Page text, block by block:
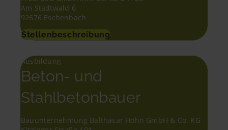
Am Stadtwald 6
92676 Eschenbach
Stellenbeschreibung
Ausbildung
Beton- und
Stahlbetonbauer
Bauunternehmung Balthasar Höhn GmbH & Co. KG